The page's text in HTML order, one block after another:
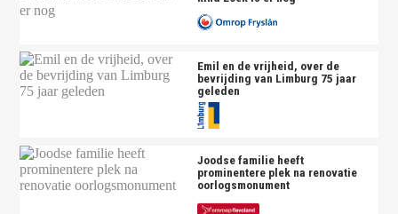
Emil en de vrijheid, over de
bevrijding van Limburg 75 jaar
geleden
Joodse familie heeft
prominentere plek na renovatie
oorlogsmonument